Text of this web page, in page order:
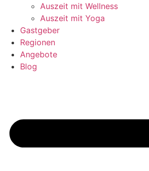
Auszeit mit Wellness
Auszeit mit Yoga
Gastgeber
Regionen
Angebote
Blog